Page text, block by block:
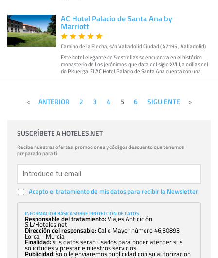
AC Hotel Palacio de Santa Ana by
Marriott
Camino de la Flecha, s/n Valladolid Ciudad ( 47195 , Valladolid)
Este hotel elegante de 5 estrellas se encuentra en el histórico
monasterio de Los Jerónimos, que data del siglo XVIII, a orillas del
río Pisuerga. El AC Hotel Palacio de Santa Ana cuenta con una
ANTERIOR 2 3 4 5 6 SIGUIENTE
SUSCRÍBETE A HOTELES.NET
Recibe nuestras ofertas, promociones y códigos descuento que tenemos
preparado para ti.
Acepto el tratamiento de mis datos para recibir la Newsletter
INFORMACIÓN BÁSICA SOBRE PROTECCIÓN DE DATOS
Responsable del tratamiento:Viajes Anticiclón
S.L/Hoteles.net
Dirección del responsable:Calle Mayor número 46,30893
Lorca - Murcia
Finalidad:sus datos serán usados para poder atender sus
solicitudes y prestarle nuestros servicios.
Publicidad:solo le enviaremos publicidad con su autorización